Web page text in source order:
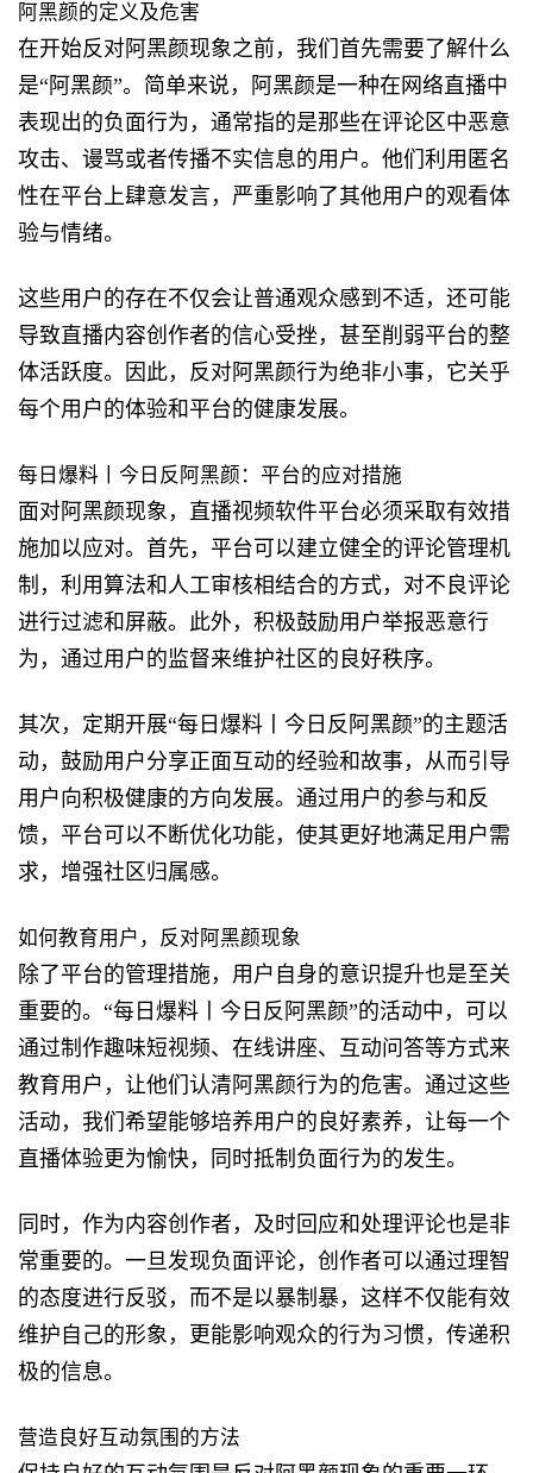
阿黑颜的定义及危害
在开始反对阿黑颜现象之前，我们首先需要了解什么
是“阿黑颜”。简单来说，阿黑颜是一种在网络直播中
表现出的负面行为，通常指的是那些在评论区中恶意
攻击、谩骂或者传播不实信息的用户。他们利用匿名
性在平台上肆意发言，严重影响了其他用户的观看体
验与情绪。
这些用户的存在不仅会让普通观众感到不适，还可能
导致直播内容创作者的信心受挫，甚至削弱平台的整
体活跃度。因此，反对阿黑颜行为绝非小事，它关乎
每个用户的体验和平台的健康发展。
每日爆料丨今日反阿黑颜：平台的应对措施
面对阿黑颜现象，直播视频软件平台必须采取有效措
施加以应对。首先，平台可以建立健全的评论管理机
制，利用算法和人工审核相结合的方式，对不良评论
进行过滤和屏蔽。此外，积极鼓励用户举报恶意行
为，通过用户的监督来维护社区的良好秩序。
其次，定期开展“每日爆料丨今日反阿黑颜”的主题活
动，鼓励用户分享正面互动的经验和故事，从而引导
用户向积极健康的方向发展。通过用户的参与和反
馈，平台可以不断优化功能，使其更好地满足用户需
求，增强社区归属感。
如何教育用户，反对阿黑颜现象
除了平台的管理措施，用户自身的意识提升也是至关
重要的。“每日爆料丨今日反阿黑颜”的活动中，可以
通过制作趣味短视频、在线讲座、互动问答等方式来
教育用户，让他们认清阿黑颜行为的危害。通过这些
活动，我们希望能够培养用户的良好素养，让每一个
直播体验更为愉快，同时抵制负面行为的发生。
同时，作为内容创作者，及时回应和处理评论也是非
常重要的。一旦发现负面评论，创作者可以通过理智
的态度进行反驳，而不是以暴制暴，这样不仅能有效
维护自己的形象，更能影响观众的行为习惯，传递积
极的信息。
营造良好互动氛围的方法